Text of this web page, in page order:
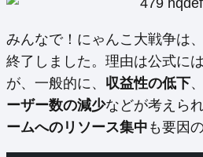
みんなで！にゃんこ大戦争は
終了しました。理由は公式に
が、一般的に、 収益性の低下、
ーザー数の減少などが考えら
ームへのリソース集中 も要因